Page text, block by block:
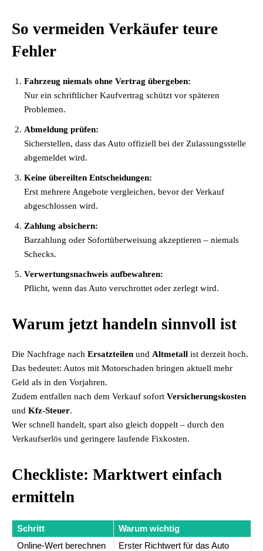
So vermeiden Verkäufer teure
Fehler
Fahrzeug niemals ohne Vertrag übergeben:
Nur ein schriftlicher Kaufvertrag schützt vor späteren
Problemen.
Abmeldung prüfen:
Sicherstellen, dass das Auto offiziell bei der Zulassungsstelle
abgemeldet wird.
Keine übereilten Entscheidungen:
Erst mehrere Angebote vergleichen, bevor der Verkauf
abgeschlossen wird.
Zahlung absichern:
Barzahlung oder Sofortüberweisung akzeptieren – niemals
Schecks.
Verwertungsnachweis aufbewahren:
Pflicht, wenn das Auto verschrottet oder zerlegt wird.
Warum jetzt handeln sinnvoll ist
Die Nachfrage nach Ersatzteilen und Altmetall ist derzeit hoch.
Das bedeutet: Autos mit Motorschaden bringen aktuell mehr
Geld als in den Vorjahren.
Zudem entfallen nach dem Verkauf sofort Versicherungskosten
und Kfz-Steuer.
Wer schnell handelt, spart also gleich doppelt – durch den
Verkaufserlös und geringere laufende Fixkosten.
Checkliste: Marktwert einfach
ermitteln
Schritt
Warum wichtig
Online-Wert berechnen
Erster Richtwert für das Auto